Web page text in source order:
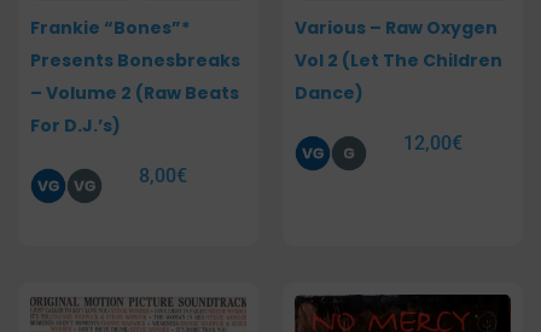
Frankie “Bones”*
Presents Bonesbreaks
– Volume 2 (Raw Beats
For D.J.’s)
8,00€
Various – Raw Oxygen
Vol 2 (Let The Children
Dance)
12,00€